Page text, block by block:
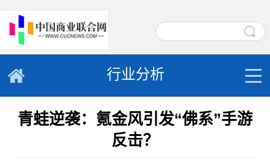
行业分析
青蛙逆袭：氪金风引发“佛系”手游
反击？